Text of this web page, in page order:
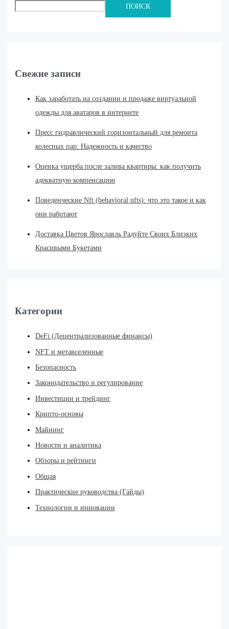
ПОИСК
Свежие записи
Как заработать на создании и продаже виртуальной
одежды для аватаров в интернете
Пресс гидравлический горизонтальный для ремонта
колесных пар: Надежность и качество
Оценка ущерба после залива квартиры: как получить
адекватную компенсацию
Поведенческие Nft (behavioral nfts): что это такое и как
они работают
Доставка Цветов Ярославль Радуйте Своих Близких
Красивыми Букетами
Категории
DeFi (Децентрализованные финансы)
NFT и метавселенные
Безопасность
Законодательство и регулирование
Инвестиции и трейдинг
Крипто-основы
Майнинг
Новости и аналитика
Обзоры и рейтинги
Общая
Практические руководства (Гайды)
Технологии и инновации